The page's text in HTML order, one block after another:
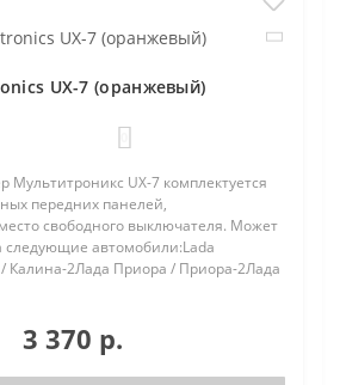
UX-7 (оранжевый)
Мультитроникс UX-7 комплектуется
передних панелей,
свободного выключателя. Может
следующие автомобили:Lada
Калина-2Лада Приора / Приора-2Лада
3 370 р.